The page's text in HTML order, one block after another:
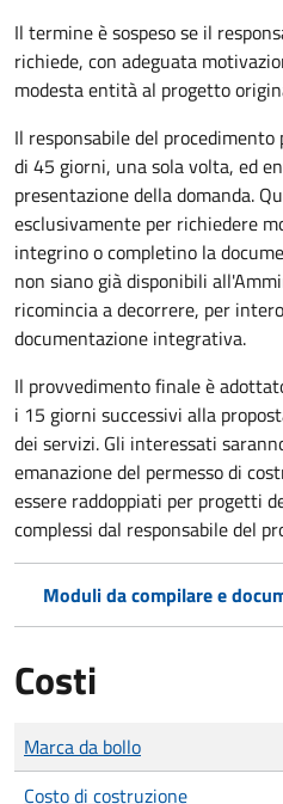
Il termine è sospeso se il
richiede, con adeguata
modesta entità al progetto
Il responsabile del
di 45 giorni, una sola volta, ed
presentazione della domanda.
esclusivamente per richiedere
integrino o completino la
non siano già disponibili
ricomincia a decorrere, per
documentazione integrativa.
Il provvedimento finale è
i 15 giorni successivi alla
dei servizi. Gli interessati
emanazione del permesso di
essere raddoppiati per progetti
complessi dal responsabile del
Moduli da compilare e
Costi
Tipo di pagamento
Importo
Marca da bollo
Costo di costruzione